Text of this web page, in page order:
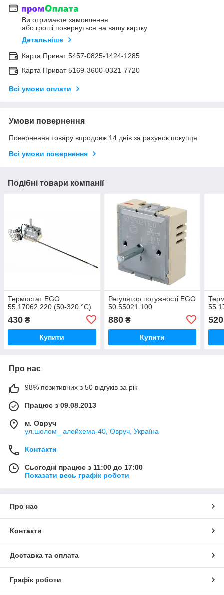
Ви отримаєте замовлення
або гроші повернуться на вашу картку
Детальніше
Карта Приват 5457-0825-1424-1285
Карта Приват 5169-3600-0321-7720
Всі умови оплати
Умови повернення
Повернення товару впродовж 14 днів за рахунок покупця
Всі умови повернення
Подібні товари компанії
Термостат EGO
55.17062.220 (50-320 °C)
430 ₴
Купити
Регулятор потужності EGO
50.55021.100
880₴
Купити
520
Про нас
98% позитивних з 50 відгуків за рік
Працює з 09.08.2013
м. Овруч
ул.шолом_ алейхема-40, Овруч, Україна
Контакти
Сьогодні працює з 11:00 до 17:00
Показати весь графік роботи
Про нас
Контакти
Доставка та оплата
Графік роботи